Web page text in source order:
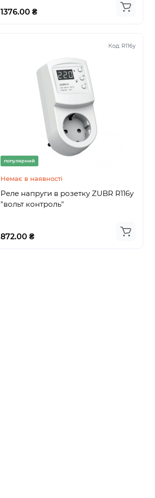
1376.00 ₴
Код: R116y
популярний
Немає в наявності
Реле напруги в розетку ZUBR R116y
"вольт контроль"
872.00 ₴